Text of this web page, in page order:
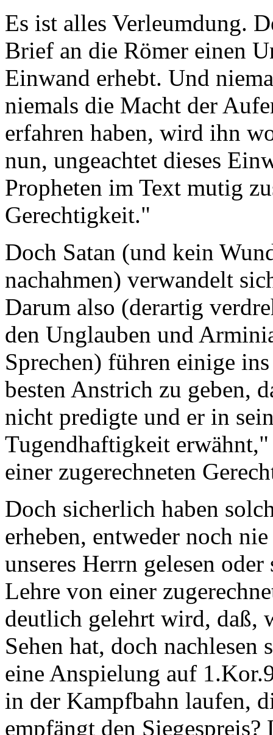
Es ist alles Verleumdung.
Brief an die Römer einen
Einwand erhebt. Und
niemals die Macht der
erfahren haben, wird ihn
nun, ungeachtet dieses
Propheten im Text mutig
Gerechtigkeit."
Doch Satan (und kein
nachahmen) verwandelt
Darum also (derartig
den Unglauben und
Sprechen) führen einige
besten Anstrich zu geben,
nicht predigte und er in
Tugendhaftigkeit
einer zugerechneten
Doch sicherlich haben
erheben, entweder noch
unseres Herrn gelesen
Lehre von einer
deutlich gelehrt wird, daß,
Sehen hat, doch
eine Anspielung auf
in der Kampfbahn laufen,
empfängt den